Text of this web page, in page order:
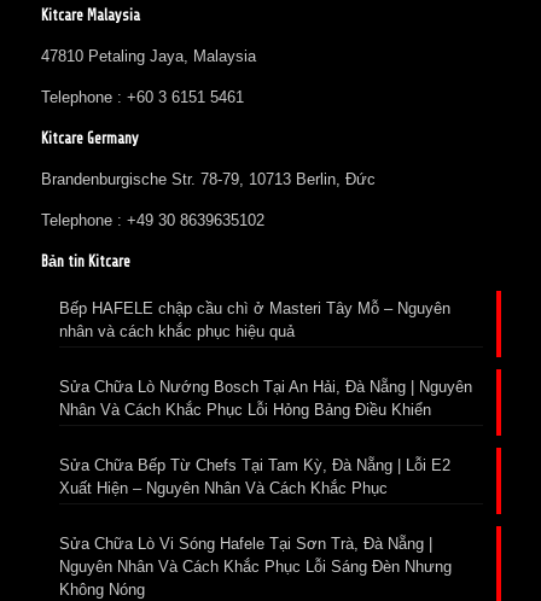
Kitcare Malaysia
47810 Petaling Jaya, Malaysia
Telephone : +60 3 6151 5461
Kitcare Germany
Brandenburgische Str. 78-79, 10713 Berlin, Đức
Telephone : +49 30 8639635102
Bản tin Kitcare
Bếp HAFELE chập cầu chì ở Masteri Tây Mỗ – Nguyên
nhân và cách khắc phục hiệu quả
Sửa Chữa Lò Nướng Bosch Tại An Hải, Đà Nẵng | Nguyên
Nhân Và Cách Khắc Phục Lỗi Hỏng Bảng Điều Khiển
Sửa Chữa Bếp Từ Chefs Tại Tam Kỳ, Đà Nẵng | Lỗi E2
Xuất Hiện – Nguyên Nhân Và Cách Khắc Phục
Sửa Chữa Lò Vi Sóng Hafele Tại Sơn Trà, Đà Nẵng |
Nguyên Nhân Và Cách Khắc Phục Lỗi Sáng Đèn Nhưng
Không Nóng